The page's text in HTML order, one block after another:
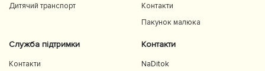
Дитячий транспорт
Контакти
Пакунок малюка
Служба підтримки
Контакти
Контакти
NaDitok